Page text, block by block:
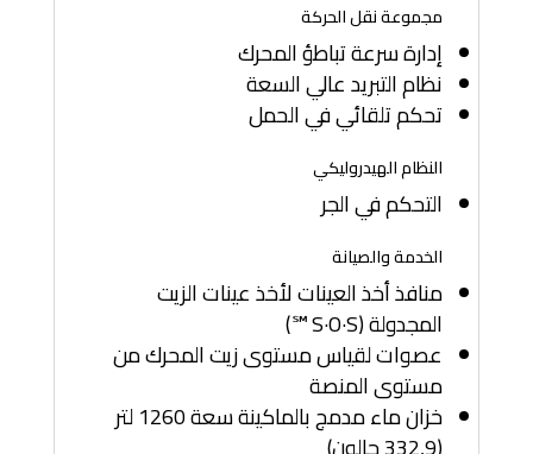
مجموعة نقل الحركة
إدارة سرعة تباطؤ المحرك
نظام التبريد عالي السعة
تحكم تلقائي في الحمل
النظام الهيدروليكي
التحكم في الجر
الخدمة والصيانة
منافذ أخذ العينات لأخذ عينات الزيت
المجدولة (S·O·S℠)
عصوات لقياس مستوى زيت المحرك من
مستوى المنصة
خزان ماء مدمج بالماكينة سعة 1260 لتر